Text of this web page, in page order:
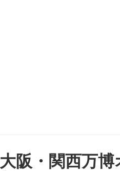
大阪・関西万